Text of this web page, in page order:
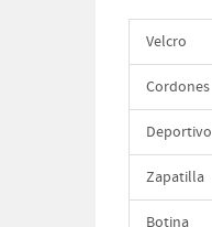
Velcro
Cordones
Deportivo
Zapatilla
Botina